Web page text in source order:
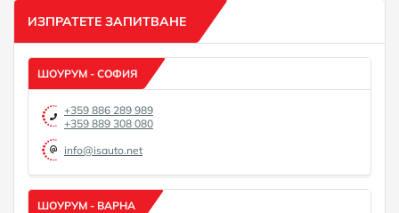
ИЗПРАТЕТЕ ЗАПИТВАНЕ
ШОУРУМ - СОФИЯ
+359 886 289 989
+359 889 308 080
info@isauto.net
ШОУРУМ - ВАРНА